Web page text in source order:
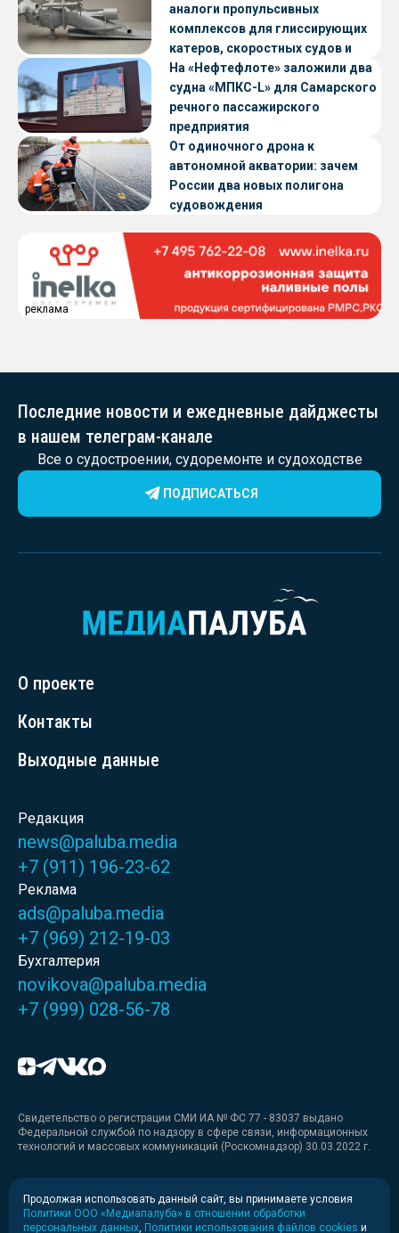
аналоги пропульсивных
комплексов для глиссирующих
катеров, скоростных судов и
судов с малой осадкой
На «Нефтефлоте» заложили два
судна «МПКС-L» для Самарского
речного пассажирского
предприятия
От одиночного дрона к
автономной акватории: зачем
России два новых полигона
судовождения
реклама
Последние новости и ежедневные дайджесты
в нашем телеграм-канале
Все о судостроении, судоремонте и судоходстве
ПОДПИСАТЬСЯ
О проекте
Контакты
Выходные данные
Редакция
news@paluba.media
+7 (911) 196-23-62
Реклама
ads@paluba.media
+7 (969) 212-19-03
Бухгалтерия
novikova@paluba.media
+7 (999) 028-56-78
Свидетельство о регистрации СМИ ИА № ФС 77 - 83037 выдано
Федеральной службой по надзору в сфере связи, информационных
технологий и массовых коммуникаций (Роскомнадзор) 30.03.2022 г.
Медиакит
Медиакит для печати
Продолжая использовать данный сайт, вы принимаете условия
Политики ООО «Медиапалуба» в отношении обработки
персональных данных Политики использования файлов cookies и